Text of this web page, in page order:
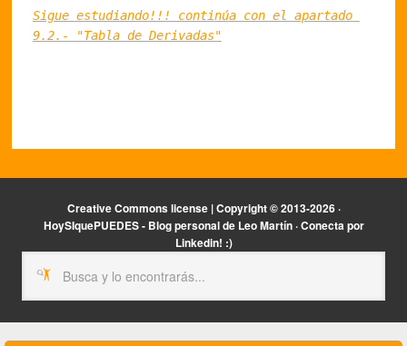
Sigue estudiando!!! continúa con el apartado
9.2.- "Tabla de Derivadas"
Creative Commons license | Copyright ©2013-2026 ·
HoySIquePUEDES - Blog personal de Leo Martín ·Conecta por
Linkedin! :)